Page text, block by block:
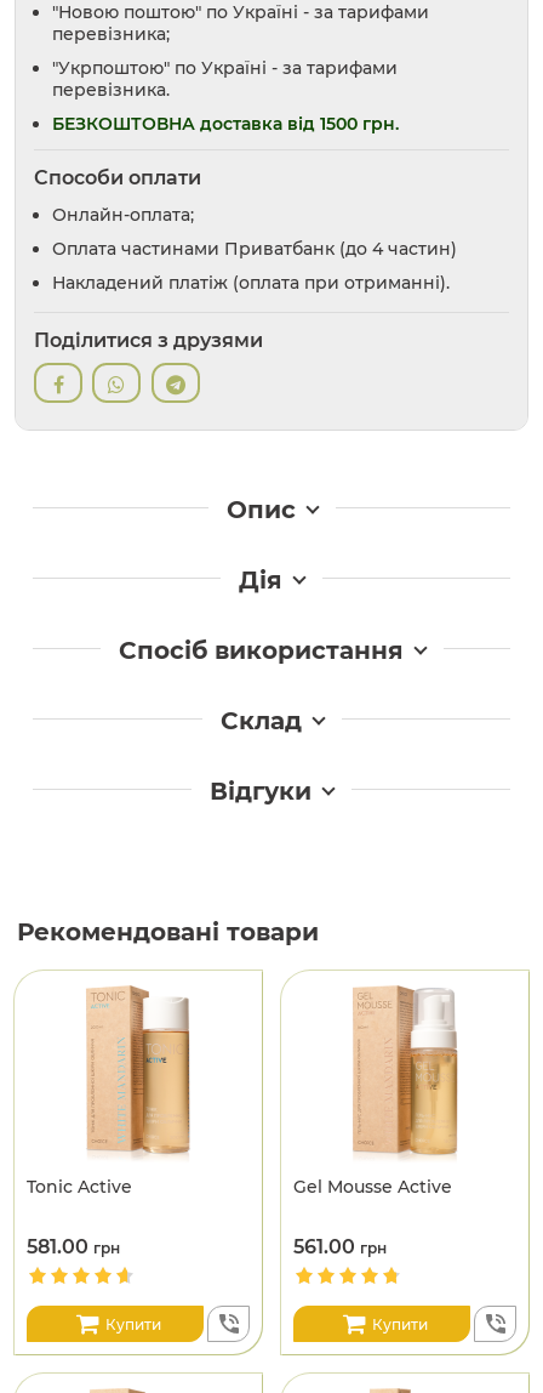
"Новою поштою" по Україні - за тарифами
перевізника;
"Укрпоштою" по Україні - за тарифами
перевізника.
БЕЗКОШТОВНА доставка від 1500 грн.
Способи оплати
Онлайн-оплата;
Оплата частинами Приватбанк (до 4 частин)
Накладений платіж (оплата при отриманні).
Поділитися з друзями
Опис
Дія
Спосіб використання
Склад
Відгуки
Рекомендовані товари
Tonic Active
581.00 грн
Купити
Gel Mousse Active
561.00 грн
Купити